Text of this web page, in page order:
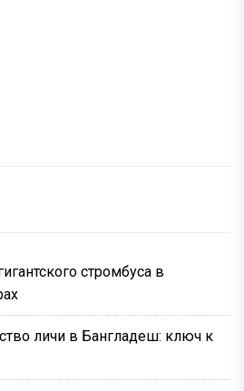
стромбуса в
личи в Бангладеш: ключ к